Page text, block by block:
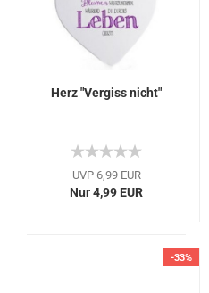
Herz "Vergiss nicht"
UVP 6,99 EUR
Nur 4,99 EUR
-33%